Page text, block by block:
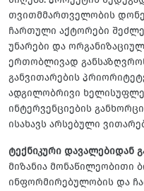
თვითმმართველობის
ჩართული აქტორები
უნარები და
ერთობლივად
განვითარების
ადგილობრივი
ინტერვენციების
ისახავს არსებული
ტექნიკური დავალებიდან
მიზანია მონაწილეობითი
ინფორმირებულობის და